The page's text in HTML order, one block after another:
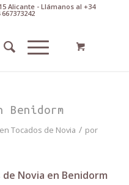
Alicante - Llámanos al +34
Benidorm
en Tocados de Novia / por
de Novia en Benidorm